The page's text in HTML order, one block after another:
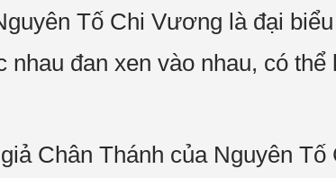
Tố Chi Vương là đại
đan xen vào nhau, có
Chân Thánh của Nguyên